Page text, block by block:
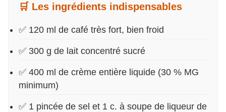
🛒 Les ingrédients indispensables
✅ 120 ml de café très fort, bien froid
✅ 300 g de lait concentré sucré
✅ 400 ml de crème entière liquide (30 % MG
minimum)
✅ 1 pincée de sel et 1 c. à soupe de liqueur de